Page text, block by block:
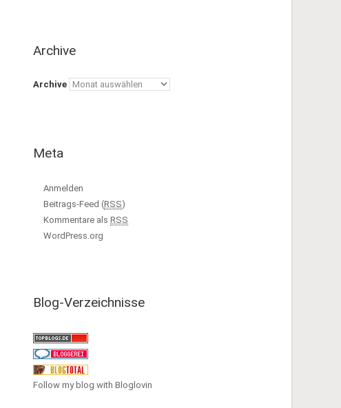
Archive
Archive
Meta
Anmelden
Beitrags-Feed (RSS)
Kommentare als RSS
WordPress.org
Blog-Verzeichnisse
Follow my blog with Bloglovin